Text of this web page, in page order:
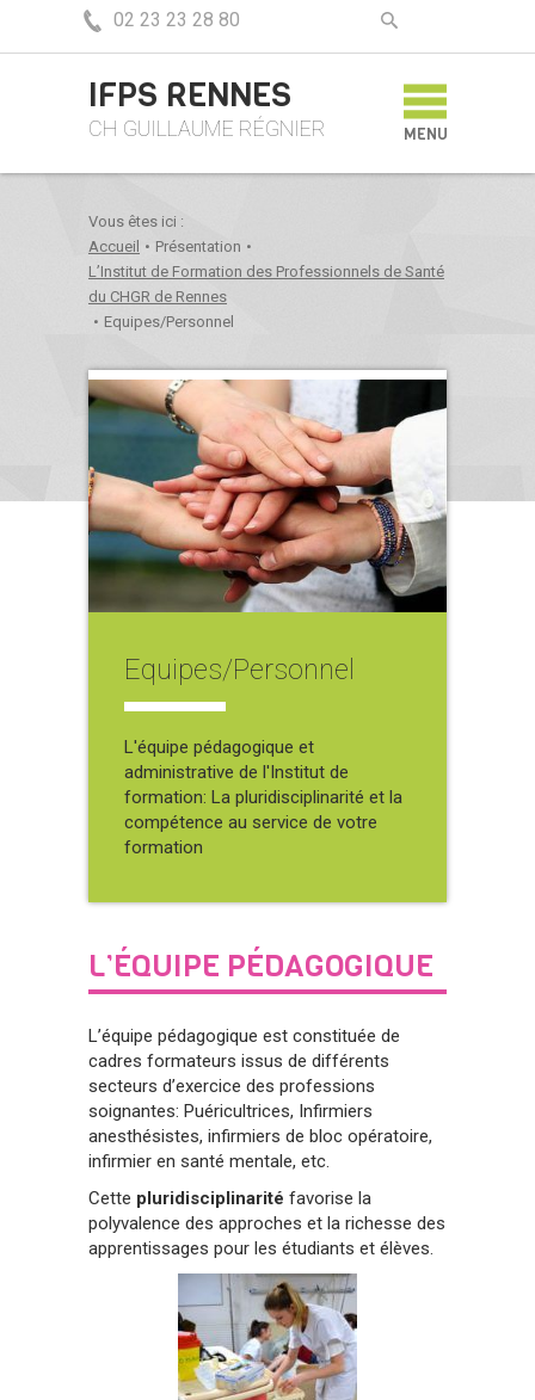
02 23 23 28 80
IFPS RENNES
CH GUILLAUME RÉGNIER MENU
Vous êtes ici :
Accueil • Présentation •
L’Institut de Formation des Professionnels de Santé
du CHGR de Rennes
• Equipes/Personnel
Equipes/Personnel
L'équipe pédagogique et
administrative de l'Institut de
formation: La pluridisciplinarité et la
compétence au service de votre
formation
L’ÉQUIPE PÉDAGOGIQUE
L’équipe pédagogique est constituée de
cadres formateurs issus de différents
secteurs d’exercice des professions
soignantes: Puéricultrices, Infirmiers
anesthésistes, infirmiers de bloc opératoire,
infirmier en santé mentale, etc.
Cette pluridisciplinarité favorise la
polyvalence des approches et la richesse des
apprentissages pour les étudiants et élèves.